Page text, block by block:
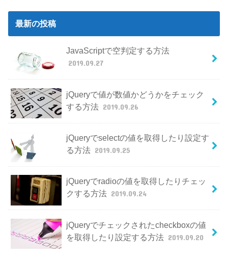
最新の投稿
JavaScriptで空判定する方法
2019.09.27
jQueryで値が数値かどうかをチェック
する方法 2019.09.26
jQueryでselectの値を取得したり設定す
る方法 2019.09.25
jQueryでradioの値を取得したりチェッ
クする方法 2019.09.24
jQueryでチェックされたcheckboxの値
を取得したり設定する方法 2019.09.20